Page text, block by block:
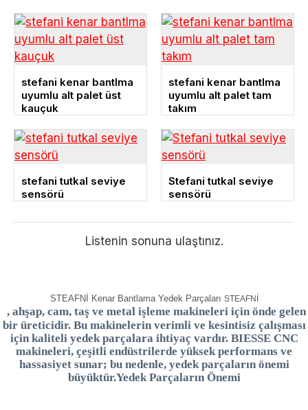
stefani kenar bantlma
uyumlu alt palet üst
kauçuk
stefani kenar bantlma
uyumlu alt palet tam
takım
stefani tutkal seviye
sensörü
Stefani tutkal seviye
sensörü
Listenin sonuna ulaştınız.
STEAFNİ Kenar Bantlama Yedek Parçaları STEAFNİ
, ahşap, cam, taş ve metal işleme makineleri için önde gelen
bir üreticidir. Bu makinelerin verimli ve kesintisiz çalışması
için kaliteli yedek parçalara ihtiyaç vardır. BIESSE CNC
makineleri, çeşitli endüstrilerde yüksek performans ve
hassasiyet sunar; bu nedenle, yedek parçaların önemi
büyüktür.Yedek Parçaların Önemi